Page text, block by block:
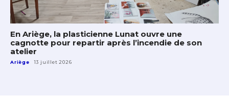
En Ariège, la plasticienne Lunat ouvre une
cagnotte pour repartir après l’incendie de son
atelier
Ariège 13 juillet 2026